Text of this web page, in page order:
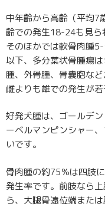
中年齢から高齢（平均7
齢での発生18-24も見ら
そのほかでは軟骨肉腫
以下、多分葉状骨腫瘍
腫、外骨腫、骨嚢胞など
雌よりも雄での発生が
好発犬腫は、ゴールデ
ーベルマンピンシャー
いです。
骨肉腫の約75％は四肢
発生率です。前肢なら
ら、大腿骨遠位端また